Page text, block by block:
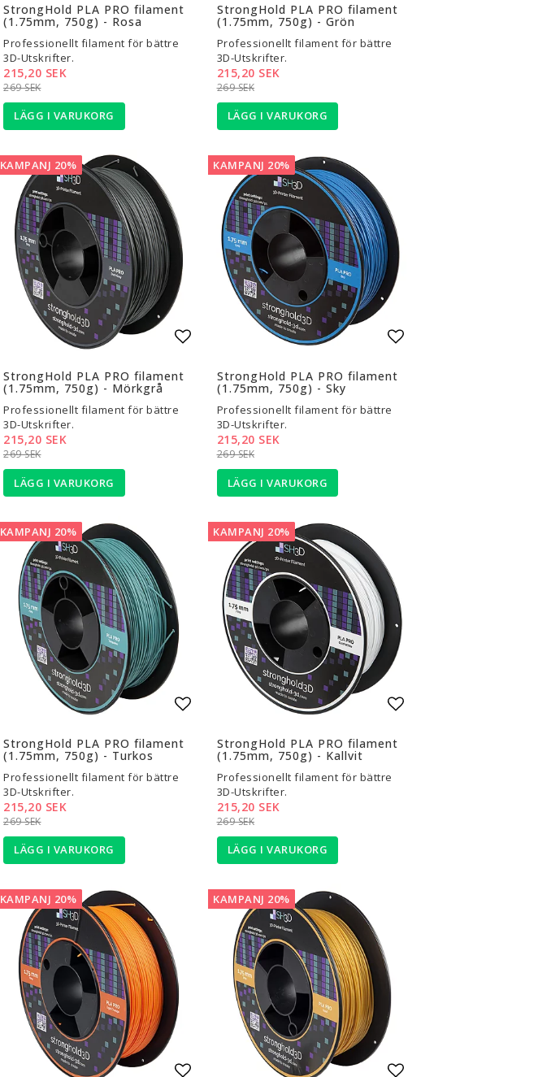
StrongHold PLA PRO filament
(1.75mm, 750g) - Rosa
Professionellt filament för bättre
3D-Utskrifter.
269 SEK
215,20 SEK
LÄGG I VARUKORG
StrongHold PLA PRO filament
(1.75mm, 750g) - Grön
Professionellt filament för bättre
3D-Utskrifter.
269 SEK
215,20 SEK
LÄGG I VARUKORG
KAMPANJ 20%
StrongHold PLA PRO filament
(1.75mm, 750g) - Mörkgrå
Professionellt filament för bättre
3D-Utskrifter.
269 SEK
215,20 SEK
LÄGG I VARUKORG
KAMPANJ 20%
StrongHold PLA PRO filament
(1.75mm, 750g) - Sky
Professionellt filament för bättre
3D-Utskrifter.
269 SEK
215,20 SEK
LÄGG I VARUKORG
KAMPANJ 20%
StrongHold PLA PRO filament
(1.75mm, 750g) - Turkos
Professionellt filament för bättre
3D-Utskrifter.
269 SEK
215,20 SEK
LÄGG I VARUKORG
KAMPANJ 20%
StrongHold PLA PRO filament
(1.75mm, 750g) - Kallvit
Professionellt filament för bättre
3D-Utskrifter.
269 SEK
215,20 SEK
LÄGG I VARUKORG
KAMPANJ 20% KAMPANJ 20%